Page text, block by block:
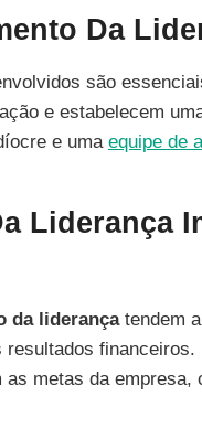
Da
são
e estabelecem
e uma equipe de
Liderança
da liderançatendem
metas da empresa,